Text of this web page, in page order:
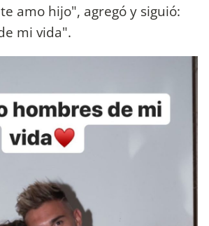
amo hijo", agregó y siguió:
mi vida".